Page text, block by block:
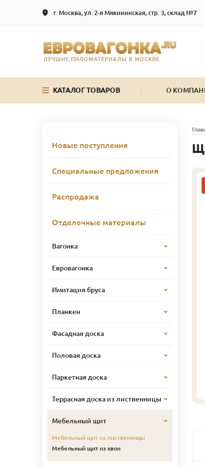
г. Москва, ул. 2-я Мякининская, стр. 3, склад №7
ЛУЧШИЕ ПИЛОМАТЕРИАЛЫ В МОСКВЕ
КАТАЛОГ ТОВАРОВ О
Новые поступления
Специальные предложения
Распродажа
Отделочные материалы
Вагонка
Евровагонка
Имитация бруса
Планкен
Фасадная доска
Половая доска
Паркетная доска
Террасная доска из лиственницы
Мебельный щит
Мебельный щит из лиственницы
Мебельный щит из хвои